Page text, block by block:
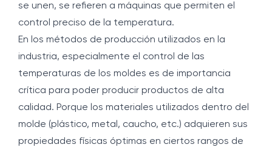
se unen, se refieren a máquinas que permiten el
control preciso de la temperatura.
En los métodos de producción utilizados en la
industria, especialmente el control de las
temperaturas de los moldes es de importancia
crítica para poder producir productos de alta
calidad. Porque los materiales utilizados dentro del
molde (plástico, metal, caucho, etc.) adquieren sus
propiedades físicas óptimas en ciertos rangos de